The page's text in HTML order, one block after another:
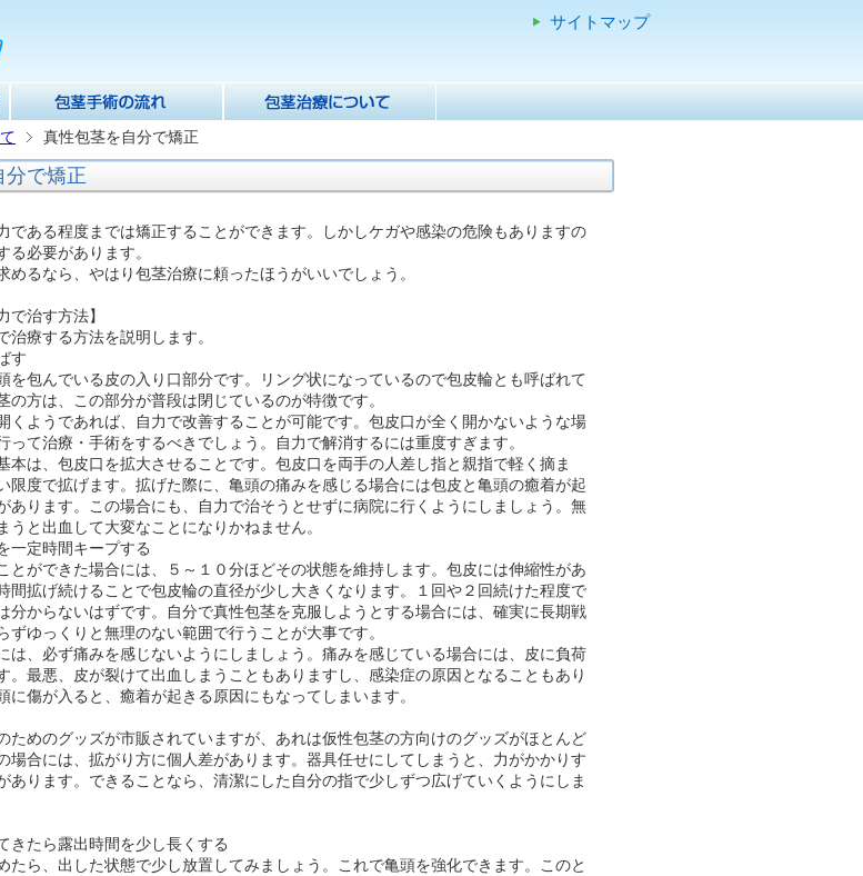
サイトマップ
真性包茎を自分で矯正
分で矯正
である程度までは矯正することができます。しかしケガや感染の危険もありますの
る必要があります。
めるなら、やはり包茎治療に頼ったほうがいいでしょう。
で治す方法】
治療する方法を説明します。
す
を包んでいる皮の入り口部分です。リング状になっているので包皮輪とも呼ばれて
の方は、この部分が普段は閉じているのが特徴です。
くようであれば、自力で改善することが可能です。包皮口が全く開かないような場
って治療・手術をするべきでしょう。自力で解消するには重度すぎます。
本は、包皮口を拡大させることです。包皮口を両手の人差し指と親指で軽く摘ま
限度で拡げます。拡げた際に、亀頭の痛みを感じる場合には包皮と亀頭の癒着が起
あります。この場合にも、自力で治そうとせずに病院に行くようにしましょう。無
うと出血して大変なことになりかねません。
一定時間キープする
とができた場合には、５～１０分ほどその状態を維持します。包皮には伸縮性があ
間拡げ続けることで包皮輪の直径が少し大きくなります。１回や２回続けた程度で
分からないはずです。自分で真性包茎を克服しようとする場合には、確実に長期戦
ずゆっくりと無理のない範囲で行うことが大事です。
は、必ず痛みを感じないようにしましょう。痛みを感じている場合には、皮に負荷
。最悪、皮が裂けて出血しまうこともありますし、感染症の原因となることもあり
に傷が入ると、癒着が起きる原因にもなってしまいます。
ためのグッズが市販されていますが、あれは仮性包茎の方向けのグッズがほとんど
場合には、拡がり方に個人差があります。器具任せにしてしまうと、力がかかりす
あります。できることなら、清潔にした自分の指で少しずつ広げていくようにしま
きたら露出時間を少し長くする
たら、出した状態で少し放置してみましょう。これで亀頭を強化できます。このと